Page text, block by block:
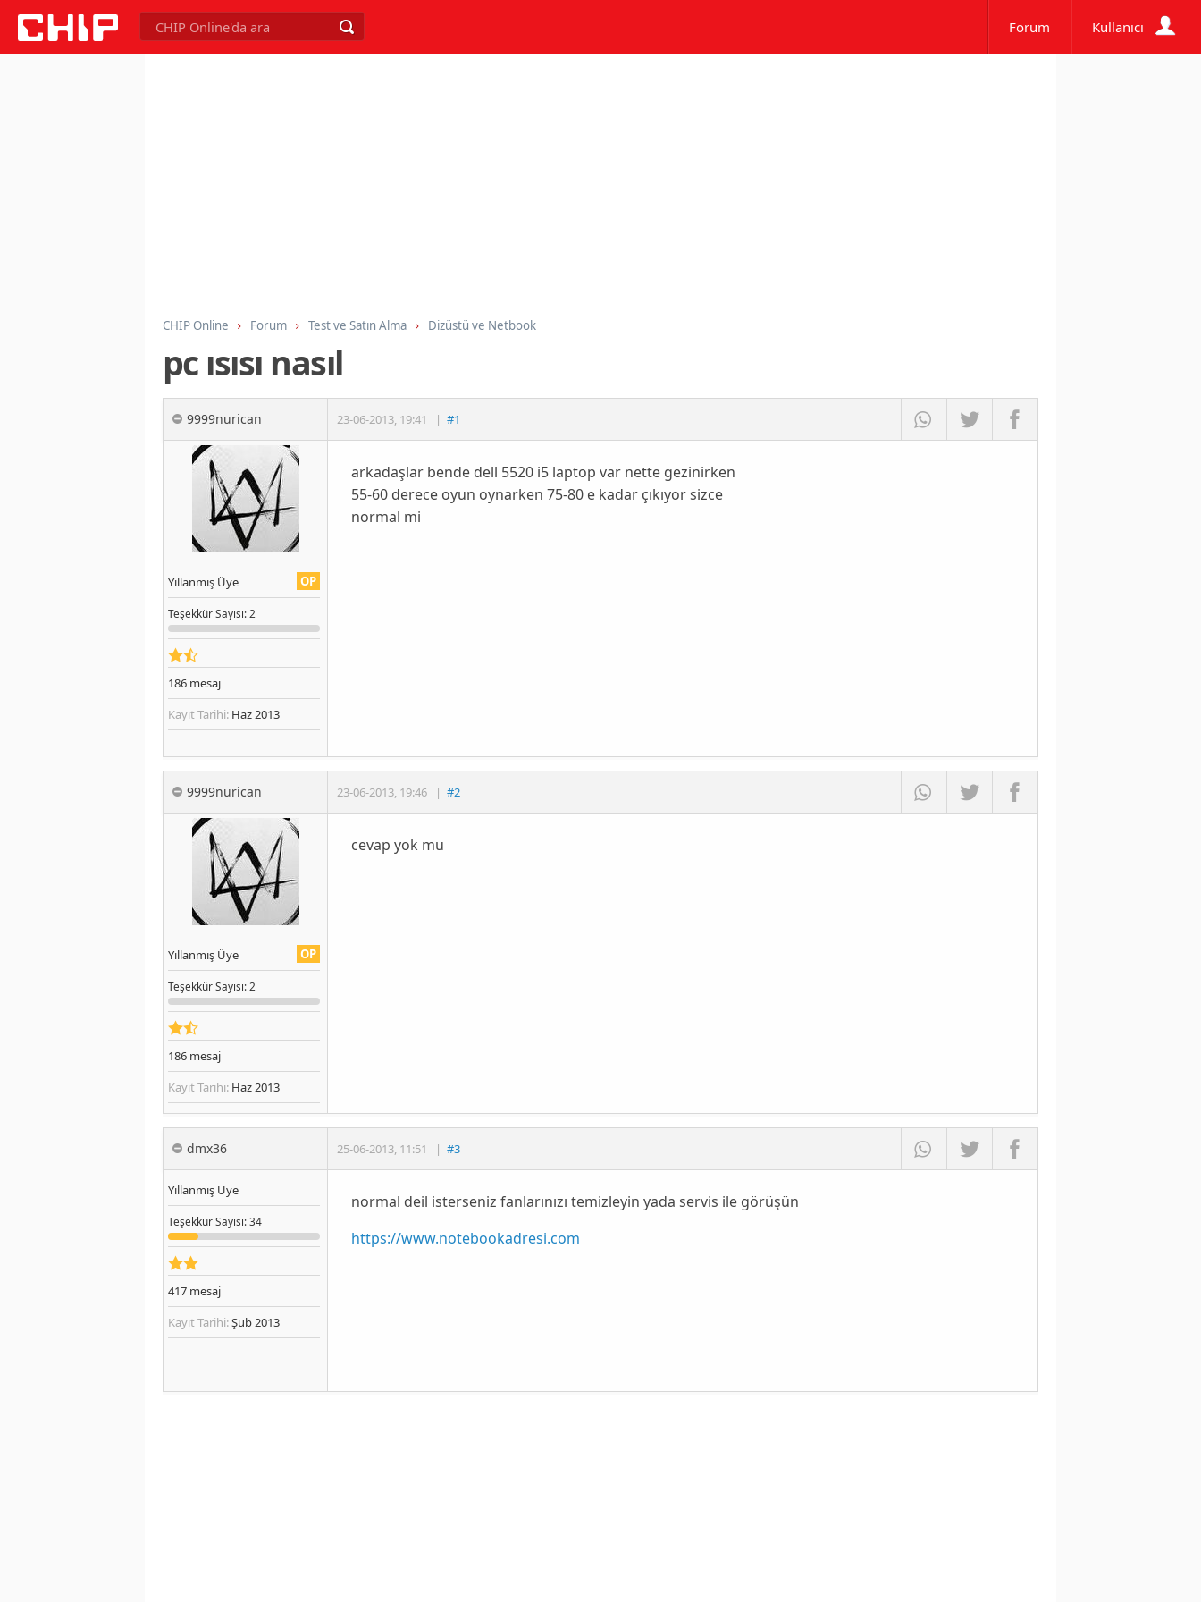
Forum Kullanıcı
CHIP Online Forum Test ve Satın Alma Dizüstü ve Netbook
pc ısısı nasıl
9999nurican 23-06-2013, 19:41 | #1
OP
Yıllanmış Üye
TeşekkürSayısı: 2
186 mesaj
Kayıt Tarihi: Haz 2013
arkadaşlar bende dell 5520 i5 laptop var nette gezinirken
55-60 derece oyun oynarken 75-80 e kadar çıkıyor sizce
normal mi
9999nurican 23-06-2013, 19:46 | #2
OP
Yıllanmış Üye
TeşekkürSayısı: 2
186 mesaj
Kayıt Tarihi: Haz 2013
cevap yok mu
dmx36 25-06-2013, 11:51 | #3
Yıllanmış Üye
TeşekkürSayısı: 34
417 mesaj
Kayıt Tarihi:Şub 2013
normal deil isterseniz fanlarınızı temizleyin yada servis ile görüşün
https://www.notebookadresi.com